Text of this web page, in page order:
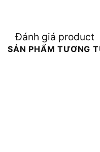
Đánh giá product
SẢN PHẨM TƯƠNG